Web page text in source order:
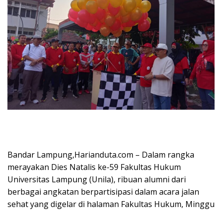
Bandar Lampung,Harianduta.com – Dalam rangka
merayakan Dies Natalis ke-59 Fakultas Hukum
Universitas Lampung (Unila), ribuan alumni dari
berbagai angkatan berpartisipasi dalam acara jalan
sehat yang digelar di halaman Fakultas Hukum, Minggu